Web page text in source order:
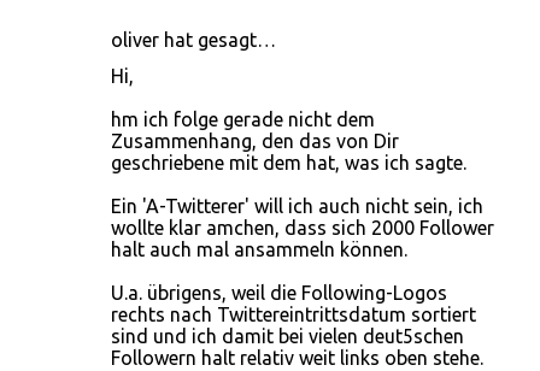
oliver hat gesagt…
Hi,
hm ich folge gerade nicht dem
Zusammenhang, den das von Dir
geschriebene mit dem hat, was ich sagte.
Ein 'A-Twitterer' will ich auch nicht sein, ich
wollte klar amchen, dass sich 2000 Follower
halt auch mal ansammeln können.
U.a. übrigens, weil die Following-Logos
rechts nach Twittereintrittsdatum sortiert
sind und ich damit bei vielen deut5schen
Followern halt relativ weit links oben stehe.